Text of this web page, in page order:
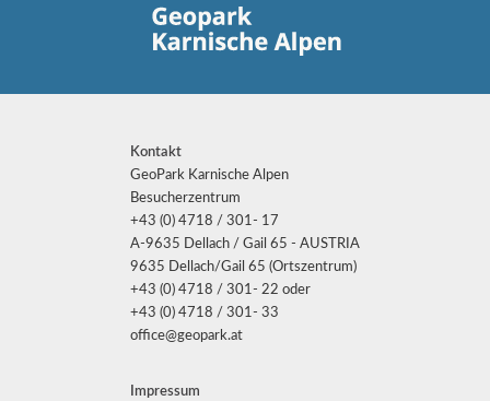
Kontakt
GeoPark Karnische Alpen
Besucherzentrum
+43 (0) 4718 / 301- 17
A-9635 Dellach / Gail 65 - AUSTRIA
9635 Dellach/Gail 65 (Ortszentrum)
+43 (0) 4718 / 301- 22 oder
+43 (0) 4718 / 301- 33
office@geopark.at
Impressum